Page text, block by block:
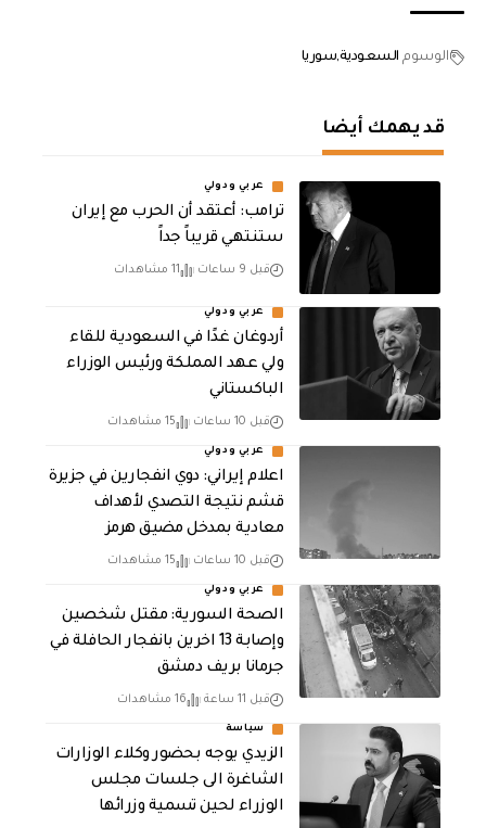
الوسوم السعوديةسوريا
قد يهمك أيضا
عربي ودولي
‏ترامب: أعتقد أن الحرب مع إيران
ستنتهي قريباً جداً
قبل 9 ساعات 11 مشاهدات
عربي ودولي
أردوغان غدًا في السعودية للقاء
ولي عهد المملكة ورئيس الوزراء
الباكستاني
قبل 10 ساعات 15 مشاهدات
عربي ودولي
اعلام إيراني: دوي انفجارين في جزيرة
قشم نتيجة التصدي لأهداف
معادية بمدخل مضيق هرمز
قبل 10 ساعات 15 مشاهدات
عربي ودولي
الصحة السورية: مقتل شخصين
وإصابة 13 اخرين بانفجار الحافلة في
جرمانا بريف دمشق
قبل 11 ساعة 16 مشاهدات
سياسة
الزيدي يوجه بحضور وكلاء الوزارات
الشاغرة الى جلسات مجلس
الوزراء لحين تسمية وزرائها